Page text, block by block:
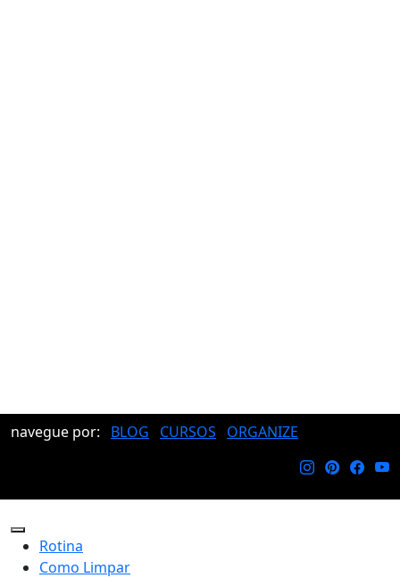
navegue por: BLOG CURSOS ORGANIZE
Rotina
Como Limpar